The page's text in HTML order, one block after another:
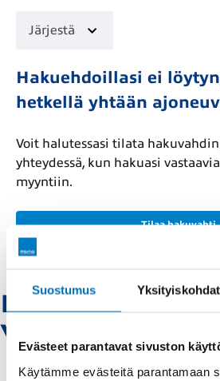
Suostumus Yksityiskohdat
Evästeet parantavat sivuston
Käytämme evästeitä parantamaan
Fiat-rovaniemi
Vaihtoautot
Järjestä
Hakuehdoillasi ei
hetkellä yhtään
Voit halutessasi tilata
yhteydessä, kun hakuasi
myyntiin.
Tilaa hakuvahti